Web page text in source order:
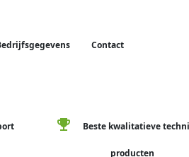
Contact
emoji_events Beste kwalitatieve
producten